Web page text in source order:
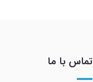
تماس با ما